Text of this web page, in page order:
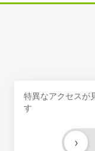
特異なアクセスが
す
›